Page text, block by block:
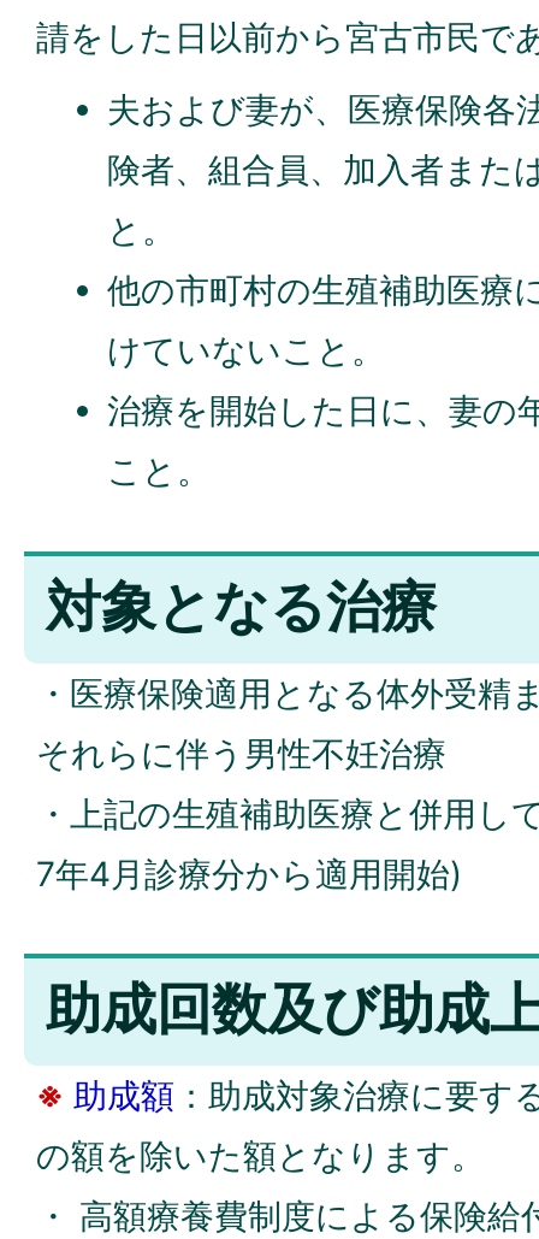
請をした日以前から宮古市民で
夫および妻が、医療保険各
険者、組合員、加入者また
と。
他の市町村の生殖補助医療
けていないこと。
治療を開始した日に、妻の
こと。
対象となる治療
・医療保険適用となる体外受精
それらに伴う男性不妊治療
・上記の生殖補助医療と併用し
7年4月診療分から適用開始)
助成回数及び助成
※ 助成額 ：助成対象治療に要す
の額を除いた額となります。
・ 高額療養費制度による保険給